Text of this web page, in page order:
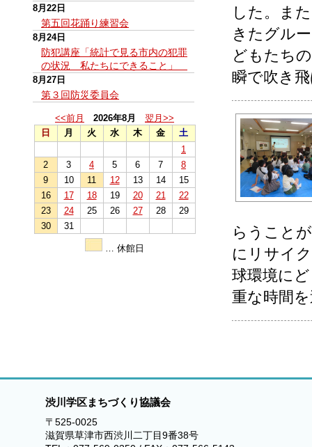
8月22日
第五回花踊り練習会
8月24日
防犯講座「統計で見る市内の犯罪
の状況 私たちにできること」
8月27日
第３回防災委員会
<<前月 2026年8月
翌月>>
日
月 火 水 木 金
土
1
2
3 4 5 6 7
8
9
10 11 12 13 14
15
16
17 18 19 20 21
22
23
24 25 26 27 28
29
30
31
… 休館日
した。ま
きたグル
どもたち
瞬で吹き
らうこと
にリサイ
球環境に
重な時間
渋川学区まちづくり協議会
〒525-0025
滋賀県草津市西渋川二丁目9番38号